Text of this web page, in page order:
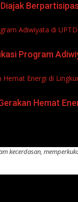
Adiwiyata di
Program
Energi di
Hemat
kecerdasan,